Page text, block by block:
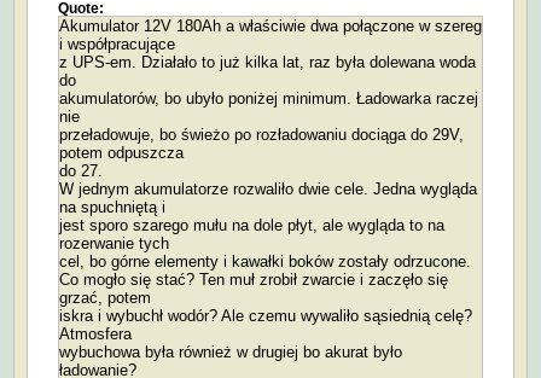
Quote:
Akumulator 12V 180Ah a właściwie dwa połączone w szereg
i współpracujące
z UPS-em. Działało to już kilka lat, raz była dolewana woda
do
akumulatorów, bo ubyło poniżej minimum. Ładowarka raczej
nie
przeładowuje, bo świeżo po rozładowaniu dociąga do 29V,
potem odpuszcza
do 27.
W jednym akumulatorze rozwaliło dwie cele. Jedna wygląda
na spuchniętą i
jest sporo szarego mułu na dole płyt, ale wygląda to na
rozerwanie tych
cel, bo górne elementy i kawałki boków zostały odrzucone.
Co mogło się stać? Ten muł zrobił zwarcie i zaczęło się
grzać, potem
iskra i wybuchł wodór? Ale czemu wywaliło sąsiednią celę?
Atmosfera
wybuchowa była również w drugiej bo akurat było
ładowanie?